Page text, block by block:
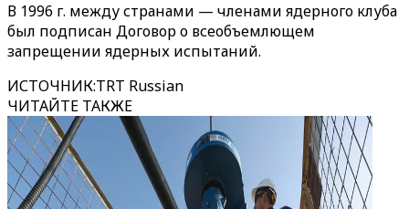
В 1996 г. между странами — членами ядерного клуба
был подписан Договор о всеобъемлющем
запрещении ядерных испытаний.
ИСТОЧНИК:TRT Russian
ЧИТАЙТЕ ТАКЖЕ